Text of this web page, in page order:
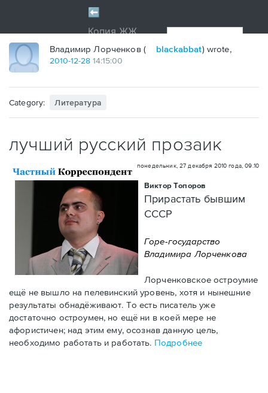
Владимир Лорченков ( blackabbat) wrote,
2010-12-28 14:15:00
Category: Литература
лучший русский прозаик
понедельник, 27 декабря 2010 года, 09.10
Виктор Топоров
Прирастать бывшим
CCCР
Горе-государство
Владимира Лорченкова
Лорченковское остроумие
ещё не вышло на пелевинский уровень, хотя и нынешние
результаты обнадёживают. То есть писатель уже
достаточно остроумен, но ещё ни в коей мере не
афористичен; над этим ему, осознав данную цель,
необходимо работать и работать. Подробнее